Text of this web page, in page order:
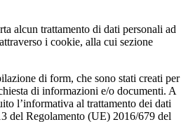
alcun trattamento di dati personali ad
i cookie, alla cui sezione
di form, che sono stati creati per
di informazioni e/o documenti. A
l’informativa al trattamento dei dati
del Regolamento (UE) 2016/679 del